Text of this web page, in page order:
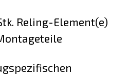
Reling-Element(e)